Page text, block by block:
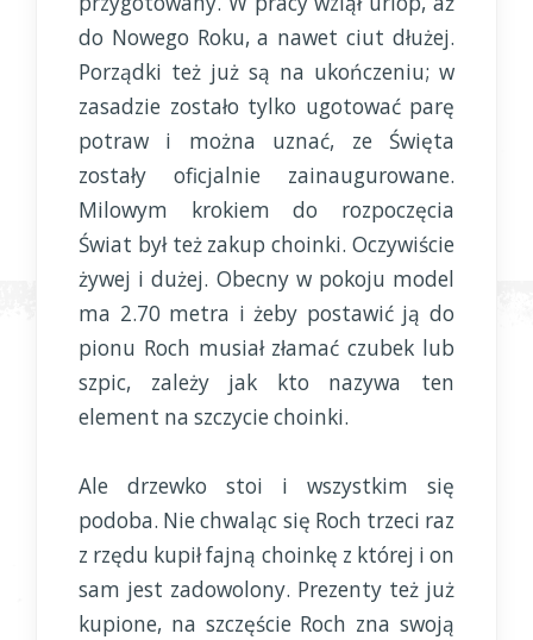
do Nowego Roku, a nawet ciut dłużej.
Porządki też już są na ukończeniu; w
zasadzie zostało tylko ugotować parę
potraw i można uznać, ze Święta
zostały oficjalnie zainaugurowane.
Milowym krokiem do rozpoczęcia
Świat był też zakup choinki. Oczywiście
żywej i dużej. Obecny w pokoju model
ma 2.70 metra i żeby postawić ją do
pionu Roch musiał złamać czubek lub
szpic, zależy jak kto nazywa ten
element na szczycie choinki.
Ale drzewko stoi i wszystkim się
podoba. Nie chwaląc się Roch trzeci raz
z rzędu kupił fajną choinkę z której i on
sam jest zadowolony. Prezenty też już
kupione, na szczęście Roch zna swoją